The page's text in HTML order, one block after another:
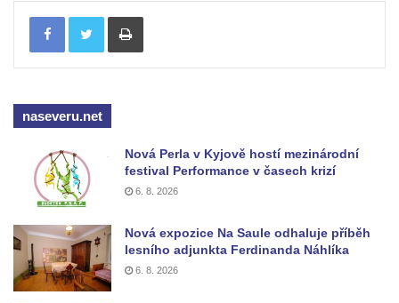
Tuhnicemi v Karlových Varech
Kralupech nad Vltavou
nad Vltavou
Vyhlídka Na Zámečku nad Vysokou Lípou
Vyhlídka Švýcárna nad Drnovcem u
Cvikova
Socha rytíře u vyhlídky Libverdských
pramenů v Lázních Libverda
Vyhlídka Libverdských pramenů v Lázních
Tisknout
naseveru.net
Nová Perla v Kyjově hostí mezinárodní
festival Performance v časech krizí
6. 8. 2026
Nová expozice Na Saule odhaluje příběh
lesního adjunkta Ferdinanda Náhlíka
6. 8. 2026